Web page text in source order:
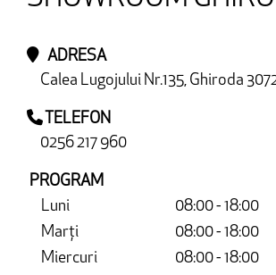
ADRESA
Calea Lugojului Nr.135, Ghiroda
TELEFON
0256 217 960
PROGRAM
Luni
08:00 - 18:00
Marți
08:00 - 18:00
Miercuri
08:00 - 18:00